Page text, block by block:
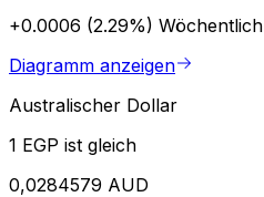
+0.0006 (2.29%) Wöchentlich
Diagramm anzeigen
Australischer Dollar
1 EGP ist gleich
0,0284579 AUD